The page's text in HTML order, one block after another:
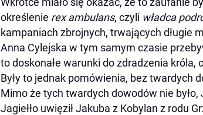
określenie rex ambulans, czyli władca
kampaniach zbrojnych, trwających długie
Anna Cylejska w tym samym czasie
to doskonałe warunki do zdradzenia
Były to jednak pomówienia, bez twardych
Mimo że tych twardych dowodów nie było,
Jagiełło uwięził Jakuba z Kobylan z rodu